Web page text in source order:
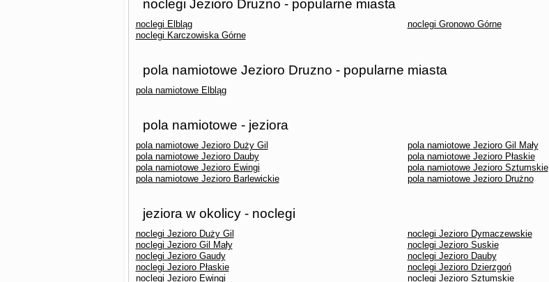
noclegi Jezioro Druzno - popularne miasta
noclegi Elbląg
noclegi Gronowo Górne
noclegi Karczowiska Górne
pola namiotowe Jezioro Druzno - popularne miasta
pola namiotowe Elbląg
pola namiotowe - jeziora
pola namiotowe Jezioro Duży Gil
pola namiotowe Jezioro Gil Mały
pola namiotowe Jezioro Dauby
pola namiotowe Jezioro Płaskie
pola namiotowe Jezioro Ewingi
pola namiotowe Jezioro Sztumskie
pola namiotowe Jezioro Barlewickie
pola namiotowe Jezioro Drużno
jeziora w okolicy - noclegi
noclegi Jezioro Duży Gil
noclegi Jezioro Dymaczewskie
noclegi Jezioro Gil Mały
noclegi Jezioro Suskie
noclegi Jezioro Gaudy
noclegi Jezioro Dauby
noclegi Jezioro Płaskie
noclegi Jezioro Dzierzgoń
noclegi Jezioro Ewingi
noclegi Jezioro Sztumskie